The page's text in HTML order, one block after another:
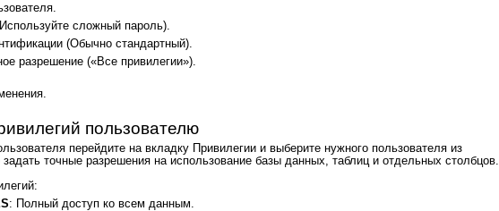
сложный пароль).
(Обычно стандартный).
разрешение («Все привилегии»).
пользователю
перейдите на вкладку Привилегии и выберите нужного пользователя из
точные разрешения на использование базы данных, таблиц и отдельных столбцов.
: Полный доступ ко всем данным.